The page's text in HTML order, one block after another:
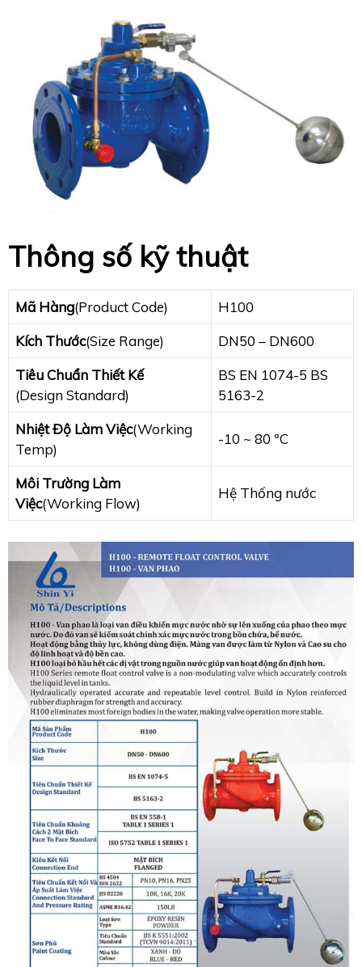
Thông số kỹ thuật
Mã Hàng(Product Code)
H100
Kích Thước(Size Range)
DN50 – DN600
Tiêu Chuẩn Thiết Kế
(Design Standard)
BS EN 1074-5 BS
5163-2
Nhiệt Độ Làm Việc(Working
Temp)
-10 ~ 80 ºC
Môi Trường Làm
Việc(Working Flow)
Hệ Thống nước